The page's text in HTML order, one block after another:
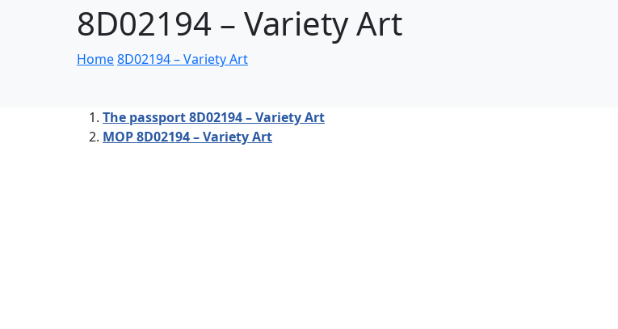
8D02194 – Variety Art
Home8D02194 – Variety Art
The passport 8D02194 – Variety Art
MOP 8D02194 – Variety Art